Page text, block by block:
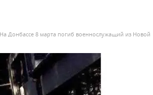
На Донбассе 8 марта погиб военнослужащий из Новой